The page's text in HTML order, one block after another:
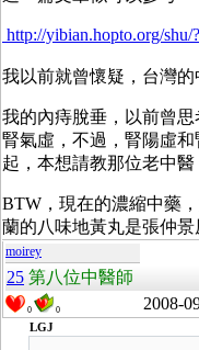
http://yibian.hopto.org/shu/
我以前就曾懷疑，台灣
我的內痔脫垂，以前曾
腎氣虛，不過，腎陽虛
起，本想請教那位老中
BTW，現在的濃縮中藥
蘭的八味地黃丸是張仲景
moirey
25 第八位中醫師
0 0 2008-
LGJ